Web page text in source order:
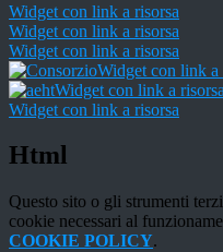
Widget con link a risorsa
Widget con link a risorsa
Widget con link a risorsa
Widget con link a
Widget con link a risorsa
Widget con link a risorsa
Html
Questo sito o gli strumenti
cookie necessari al
COOKIE POLICY.